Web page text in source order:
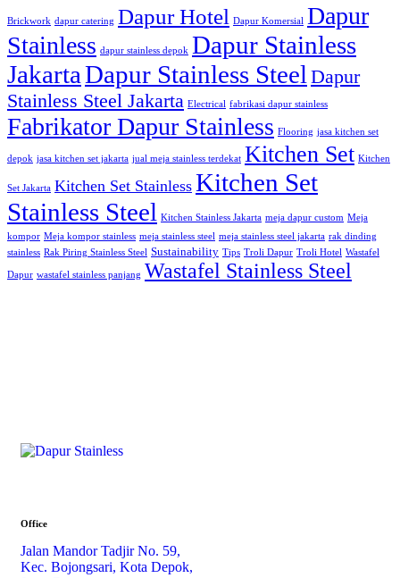
Brickwork dapur catering Dapur Hotel Dapur Komersial Dapur
Stainless dapur stainless depok Dapur Stainless
JakartaDapur Stainless Steel Dapur
Stainless Steel Jakarta Electrical fabrikasi dapur stainless
Fabrikator Dapur Stainless Flooring jasa kitchen set
depok jasa kitchen set jakarta jual meja stainless terdekat Kitchen Set Kitchen
Set Jakarta Kitchen Set Stainless Kitchen Set
Stainless Steel Kitchen Stainless Jakarta meja dapur custom Meja
kompor Meja kompor stainless meja stainless steel meja stainless steel jakarta rak dinding
stainless Rak Piring Stainless Steel Sustainability Tips Troli Dapur Troli Hotel Wastafel
Dapur wastafel stainless panjang Wastafel Stainless Steel
Office
Jalan Mandor Tadjir No. 59,
Kec. Bojongsari, Kota Depok,